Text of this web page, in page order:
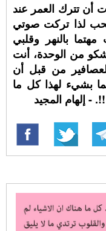
أن تترك العمر عند
لذا تركت صوتي
بالنهر وقلبي
من الوحدة، أنت
من قبل أن
بشيء لهذا كل ما
إلهام المجيد